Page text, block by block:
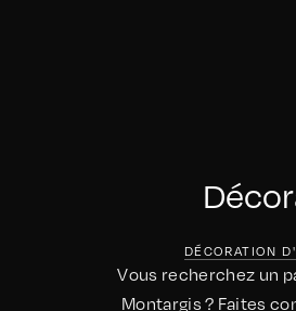
DÉCORATION
Vous recherchez un
Montargis ? Faites